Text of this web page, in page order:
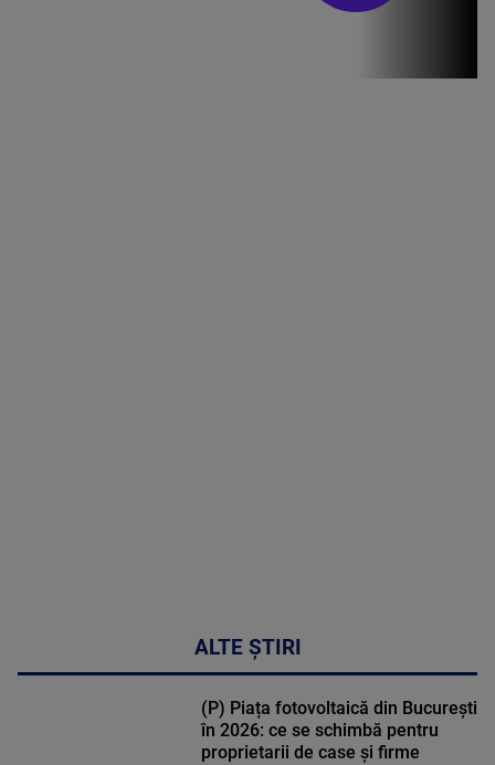
ALTE ȘTIRI
(P) Piața fotovoltaică din București
în 2026: ce se schimbă pentru
proprietarii de case și firme